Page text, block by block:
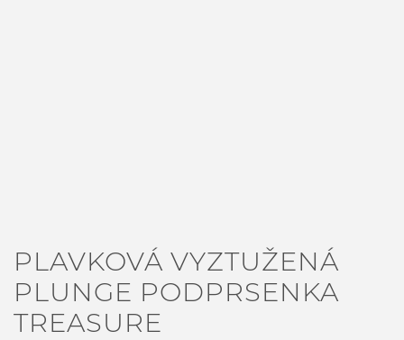
PLAVKOVÁ VYZTUŽENÁ
PLUNGE PODPRSENKA
TREASURE